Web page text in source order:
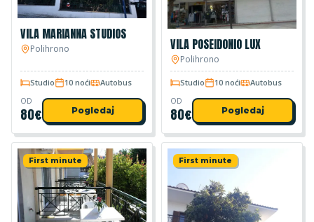
VILA MARIANNA STUDIOS
Polihrono
Studio 10 noći Autobus
OD
80€ Pogledaj
VILA POSEIDONIO LUX
Polihrono
Studio 10 noći Autobus
OD
80€ Pogledaj
First minute First minute